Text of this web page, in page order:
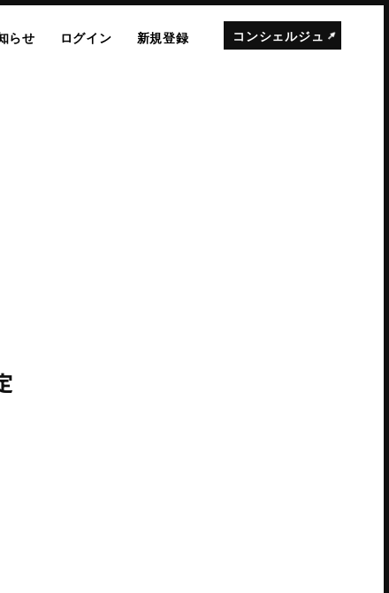
らせ ログイン 新規登録 コンシェルジュ